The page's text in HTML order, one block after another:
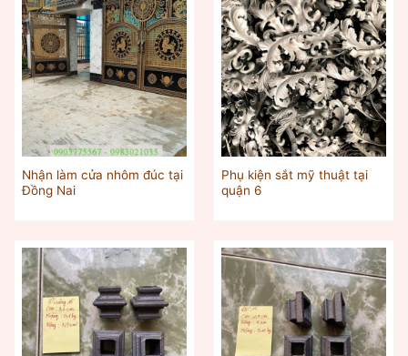
Nhận làm cửa nhôm đúc tại
Đồng Nai
Phụ kiện sắt mỹ thuật tại
quận 6